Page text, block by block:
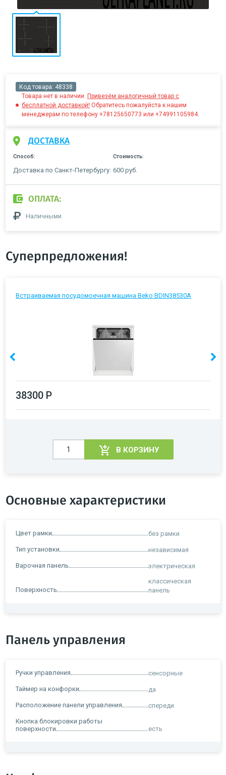
Код товара: 48338
Товара нет в наличии. Привезём аналогичный товар с
бесплатной доставкой! Обратитесь пожалуйста к нашим
менеджерам по телефону +78125650773 или +74991105984.
ДОСТАВКА
Способ: Стоимость:
Доставка по Санкт-Петербургу: 600 руб.
ОПЛАТА:
Наличными
Суперпредложения!
Встраиваемая посудомоечная машина Beko BDIN38530A
38300 Р
В КОРЗИНУ
Основные характеристики
Цвет рамки без рамки
Тип установки независимая
Варочная панель электрическая
Поверхность
классическая
панель
Панель управления
Ручки управления сенсорные
Таймер на конфорки да
Расположение панели управления спереди
Кнопка блокировки работы
поверхности
есть